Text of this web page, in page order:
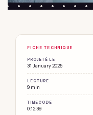
FICHE TECHNIQUE
PROJETÉ LE
31 January 2025
LECTURE
9 min
TIMECODE
0:12:39